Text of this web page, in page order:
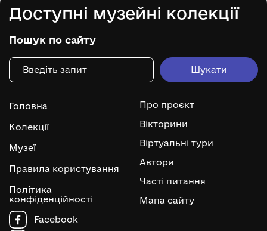
Доступні музейні колекції
Пошук по сайту
Головна
Колекції
Музеї
Правила користування
Політика
конфіденційності
Про проєкт
Вікторини
Віртуальні тури
Автори
Часті питання
Мапа сайту
Facebook